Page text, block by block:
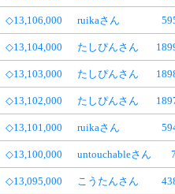
◇13,106,000 ruikaさん
◇13,104,000 たしぴんさん
◇13,103,000 たしぴんさん
◇13,102,000 たしぴんさん
◇13,101,000 ruikaさん
◇13,100,000 untouchableさん
◇13,095,000 こうたんさん